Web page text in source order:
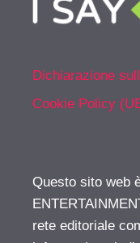
Dichiarazione
Cookie Policy
Questo sito web
rete editoriale